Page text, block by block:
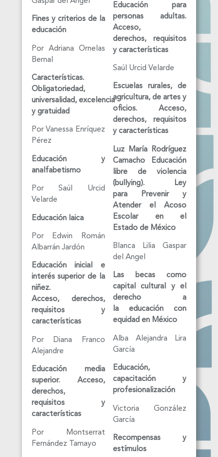
Fines y criterios de la
educación
Por Adriana Ornelas
Bernal
Características.
Obligatoriedad,
universalidad, excelencia
y gratuidad
Por Vanessa Enríquez
Pérez
Educación y
analfabetismo
Por Saúl Urcid
Velarde
Educación laica
Por Edwin Román
Albarrán Jardón
Educación inicial e
interés superior de la
niñez.
Acceso, derechos,
requisitos y
características
Por Diana Franco
Alejandre
Educación media
superior. Acceso,
derechos,
requisitos y
características
Por Montserrat
Fernández Tamayo
Educación para
personas adultas.
Acceso,
derechos, requisitos
y características
Saúl Urcid Velarde
Escuelas rurales, de
agricultura, de artes y
oficios. Acceso,
derechos, requisitos
y características
Luz María Rodríguez
Camacho Educación
libre de violencia
(bullying). Ley
para Prevenir y
Atender el Acoso
Escolar en el
Estado de México
Blanca Lilia Gaspar
del Angel
Las becas como
capital cultural y el
derecho a
la educación con
equidad en México
Alba Alejandra Lira
García
Educación,
capacitación y
profesionalización
Victoria González
García
Recompensas y
estímulos
ENCUESTA DE
SATISFACCIÓN
¿Qué tan útil, novedoso
y relevante te pareció
el contenido del libro o
revista que consultaste?